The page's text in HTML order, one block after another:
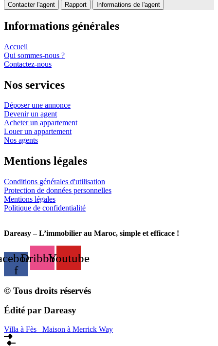
Contacter l'agent Rapport Informations de l'agent
Informations générales
Accueil
Qui sommes-nous ?
Contactez-nous
Nos services
Déposer une annonce
Devenir un agent
Acheter un appartement
Louer un appartement
Nos agents
Mentions légales
Conditions générales d'utilisation
Protection de données personnelles
Mentions légales
Politique de confidentialité
Dareasy – L’immobilier au Maroc, simple et efficace !
f
DribbbleYoutube
© Tous droits réservés
Édité par Dareasy
Villa à Fès Maison à Merrick Way